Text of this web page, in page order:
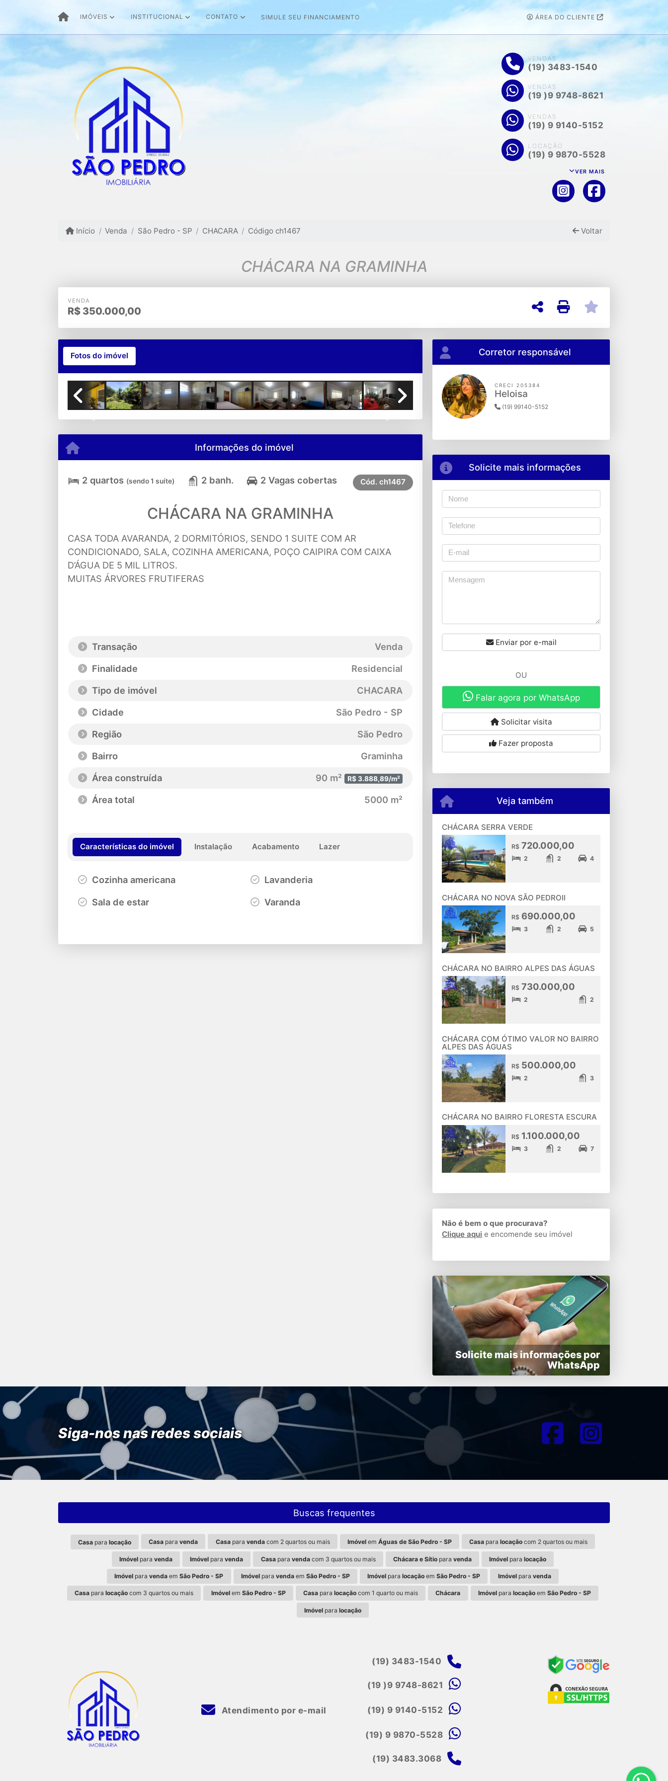
IMÓVEIS INSTITUCIONAL CONTATO SIMULE SEU FINANCIAMENTO ÁREA DO CLIENTE
VENDAS
(19) 3483-1540
VENDAS
(19 )9 9748-8621
VENDAS
(19) 9 9140-5152
LOCAÇÃO
(19) 9 9870-5528
VER MAIS
Início Venda São Pedro - SP CHACARA Código ch1467 Voltar
CHÁCARA NA GRAMINHA
VENDA
R$ 350.000,00
Fotos do imóvel
Informações do imóvel
2 quartos (sendo 1 suíte) 2 banh. 2 Vagas cobertas Cód. ch1467
CHÁCARA NA GRAMINHA
CASA TODA AVARANDA, 2 DORMITÓRIOS, SENDO 1 SUITE COM AR
CONDICIONADO, SALA, COZINHA AMERICANA, POÇO CAIPIRA COM CAIXA
D’ÁGUA DE 5 MIL LITROS.
MUITAS ÁRVORES FRUTIFERAS
Transação
Venda
Finalidade
Residencial
Tipo de imóvel
CHACARA
Cidade
São Pedro - SP
Região
São Pedro
Bairro
Graminha
Área construída
90 m² R$ 3.888,89/m²
Área total 5000 m²
Características do imóvel Instalação Acabamento Lazer
Cozinha americana Lavanderia
Sala de estar Varanda
Corretor responsável
CRECI 205384
Heloisa
(19) 99140-5152
Solicite mais informações
Enviar por e-mail
OU
Falar agora por WhatsApp
Solicitar visita
Fazer proposta
Veja também
CHÁCARA SERRA VERDE
R$720.000,00
2 2 4
CHÁCARA NO NOVA SÃO PEDROII
R$690.000,00
3 2 5
CHÁCARA NO BAIRRO ALPES DAS ÁGUAS
R$730.000,00
2 2
CHÁCARA COM ÓTIMO VALOR NO BAIRRO
ALPES DAS ÁGUAS
R$500.000,00
2 3
CHÁCARA NO BAIRRO FLORESTA ESCURA
R$1.100.000,00
3 2 7
Não é bem o que procurava?
Clique aqui e encomende seu imóvel
Solicite mais informações por
WhatsApp
Siga-nos nas redes sociais
Buscas frequentes
Casapara locação Casa paravenda Casapara vendacom 2 quartos ou mais Imóvelem Águas de São Pedro - SP Casa paralocação com 2 quartos ou mais
Imóvelpara venda Imóvel paravenda Casapara vendacom 3 quartos ou mais Chácara e Sítiopara venda Imóvel paralocação
Imóvel paravenda emSão Pedro - SP Imóvelpara vendaem São Pedro - SP Imóvel paralocação emSão Pedro - SP Imóvelpara venda
Casa paralocação com 3 quartos ou mais Imóvelem São Pedro - SP Casa para locação com 1 quarto ou mais Chácara Imóvelpara locaçãoem São Pedro - SP
Imóvel para locação
Atendimento por e-mail
(19) 3483-1540
(19 )9 9748-8621
(19) 9 9140-5152
(19) 9 9870-5528
(19) 3483.3068